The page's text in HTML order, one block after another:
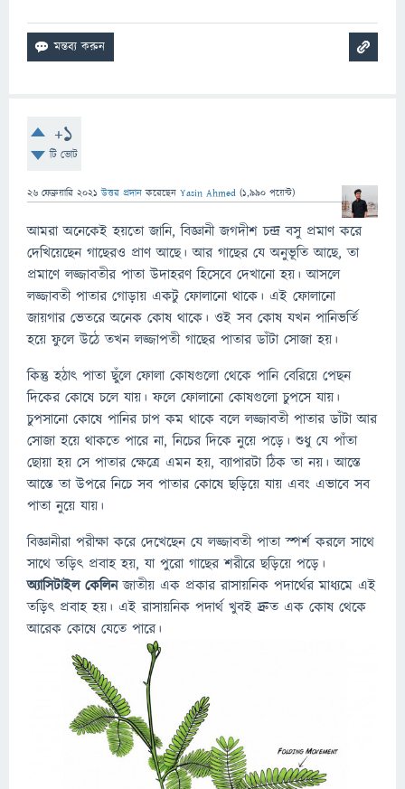
+1
টি ভোট
26 ফেব্রুয়ারি 2021 উত্তর প্রদান করেছেন Yasin Ahmed (1,990 পয়েন্ট)
আমরা অনেকেই হয়তো জানি, বিজ্ঞানী জগদীশ চন্দ্র বসু প্রমাণ করে
দেখিয়েছেন গাছেরও প্রাণ আছে। আর গাছের যে অনুভূতি আছে, তা
প্রমাণে লজ্জাবতীর পাতা উদাহরণ হিসেবে দেখানো হয়। আসলে
লজ্জাবতী পাতার গোড়ায় একটু ফোলানো থাকে। এই ফোলানো
জায়গার ভেতরে অনেক কোষ থাকে। ওই সব কোষ যখন পানিভর্তি
হয়ে ফুলে উঠে তখন লজ্জাপতী গাছের পাতার ডাঁটা সোজা হয়।
কিন্তু হঠাৎ পাতা ছুঁলে ফোলা কোষগুলো থেকে পানি বেরিয়ে পেছন
দিকের কোষে চলে যায়। ফলে ফোলানো কোষগুলো চুপসে যায়।
চুপসানো কোষে পানির চাপ কম থাকে বলে লজ্জাবতী পাতার ডাঁটা আর
সোজা হয়ে থাকতে পারে না, নিচের দিকে নুয়ে পড়ে। শুধু যে পাঁতা
ছোয়া হয় সে পাতার ক্ষেত্রে এমন হয়, ব্যাপারটা ঠিক তা নয়। আস্তে
আস্তে তা উপরে নিচে সব পাতার কোষে ছড়িয়ে যায় এবং এভাবে সব
পাতা নুয়ে যায়।
বিজ্ঞানীরা পরীক্ষা করে দেখেছেন যে লজ্জাবতী পাতা স্পর্শ করলে সাথে
সাথে তড়িৎ প্রবাহ হয়, যা পুরো গাছের শরীরে ছড়িয়ে পড়ে।
অ্যাসিটাইল কেলিনজাতীয় এক প্রকার রাসায়নিক পদার্থের মাধ্যমে এই
তড়িৎ প্রবাহ হয়। এই রাসায়নিক পদার্থ খুবই দ্রুত এক কোষ থেকে
আরেক কোষে যেতে পারে।